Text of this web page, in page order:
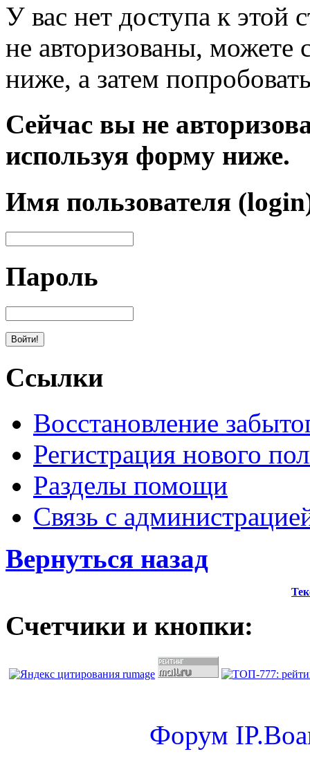
У вас нет доступа к
не авторизованы, можете
ниже, а затем
Сейчас вы не
используя форму ниже.
Имя пользователя
Пароль
Ссылки
Восстановление
Регистрация нового
Разделы помощи
Связь с
Вернуться назад
Счетчики и кнопки:
Форум